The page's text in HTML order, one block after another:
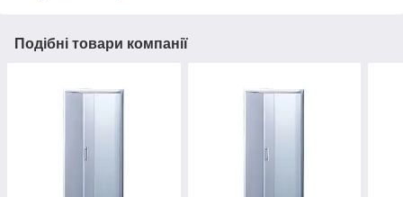
Подібні товари компанії